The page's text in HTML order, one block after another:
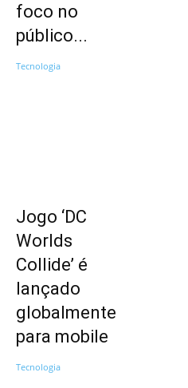
foco no
público...
Tecnologia
Jogo ‘DC
Worlds
Collide’ é
lançado
globalmente
para mobile
Tecnologia